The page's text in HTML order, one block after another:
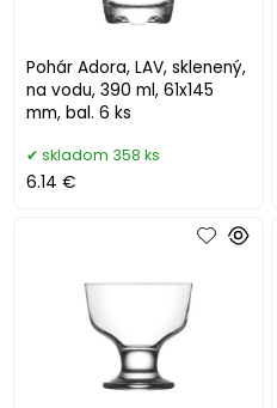
Pohár Adora, LAV, sklenený,
na vodu, 390 ml, 61x145
mm, bal. 6 ks
skladom 358 ks
6.14 €